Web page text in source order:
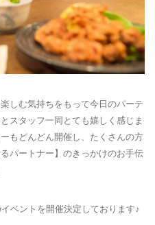
しむ気持ちをもって今日のパーテ
スタッフ一同とても嬉しく感じま
もどんどん開催し、たくさんの方
パートナー】のきっかけのお手伝
ベントを開催決定しております♪